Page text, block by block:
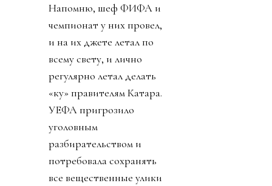
Напомню, шеф ФИФА и
чемпионат у них провел,
и на их джете летал по
всему свету, и лично
регулярно летал делать
«ку» правителям Катара.
УЕФА пригрозило
уголовным
разбирательством и
потребовала сохранять
все вещественные улики